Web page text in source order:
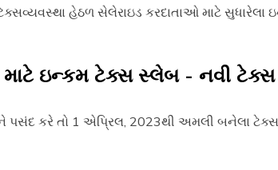
હેઠળ સેલેરાઇડ કરદાતાઓ માટે સુધારેલા
માટે ઇન્કમ ટેક્સ સ્લેબ - નવી ટેક્સ
પસંદ કરે તો 1 એપ્રિલ, 2023થી અમલી બનેલા ટેક્સ